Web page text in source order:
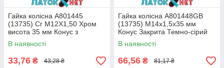
Гайка колісна A801445
(13735) Cr M12X1,50 Хром
висота 35 мм Конус з
виступом закритий ключ 19
мм
В наявності
33,76 ₴ 43,28 ₴
Гайка колісна A801448GB
(13735) M14х1,5х35 мм
Конус Закрита Темно-сірий
Ключ 19
В наявності
66,56 ₴ 81,17 ₴